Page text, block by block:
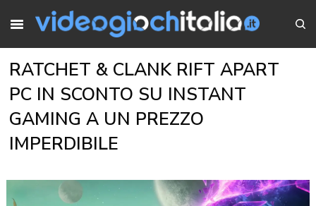
RATCHET & CLANK RIFT APART
PC IN SCONTO SU INSTANT
GAMING A UN PREZZO
IMPERDIBILE